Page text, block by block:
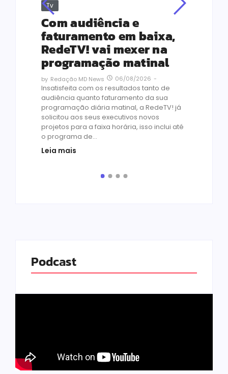
Tv
Com audiência e
faturamento em baixa,
RedeTV! vai mexer na
programação matinal
by Redação MD News 06/08/2026 -
Insatisfeita com os resultados tanto de
audiência quanto faturamento da sua
programação diária matinal, a RedeTV! já
solicitou aos seus executivos novos
projetos para a faixa horária, isso inclui até
o programa de...
Leia mais
Podcast